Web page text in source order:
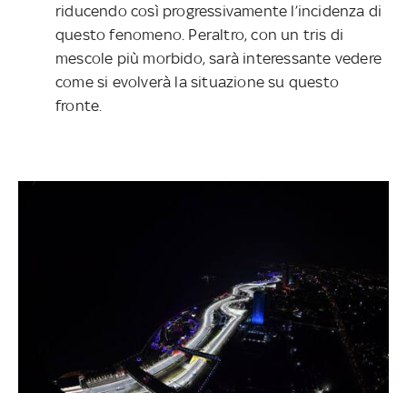
riducendo così progressivamente l’incidenza di
questo fenomeno. Peraltro, con un tris di
mescole più morbido, sarà interessante vedere
come si evolverà la situazione su questo
fronte.